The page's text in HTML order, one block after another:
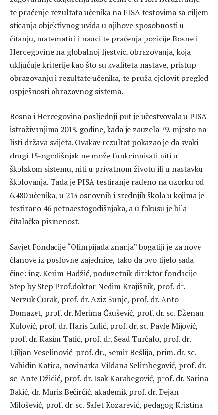
te praćenje rezultata učenika na PISA testovima sa ciljem
sticanja objektivnog uvida u njihove sposobnosti u
čitanju, matematici i nauci te praćenja pozicije Bosne i
Hercegovine na globalnoj ljestvici obrazovanja, koja
uključuje kriterije kao što su kvaliteta nastave, pristup
obrazovanju i rezultate učenika, te pruža cjelovit pregled
uspješnosti obrazovnog sistema.
Bosna i Hercegovina posljednji put je učestvovala u PISA
istraživanjima 2018. godine, kada je zauzela 79. mjesto na
listi država svijeta. Ovakav rezultat pokazao je da svaki
drugi 15-ogodišnjak ne može funkcionisati niti u
školskom sistemu, niti u privatnom životu ili u nastavku
školovanja. Tada je PISA testiranje rađeno na uzorku od
6.480 učenika, u 213 osnovnih i srednjih škola u kojima je
testirano 46 petnaestogodišnjaka, a u fokusu je bila
čitalačka pismenost.
Savjet Fondacije “Olimpijada znanja” bogatiji je za nove
članove iz poslovne zajednice, tako da ovo tijelo sada
čine: ing. Kerim Hadžić, poduzetnik direktor fondacije
Step by Step Prof.doktor Nedim Krajišnik, prof. dr.
Nerzuk Ćurak, prof. dr. Aziz Šunje, prof. dr. Anto
Domazet, prof. dr. Merima Čaušević, prof. dr. sc. Dženan
Kulović, prof. dr. Haris Lulić, prof. dr. sc. Pavle Mijović,
prof. dr. Kasim Tatić, prof. dr. Sead Turčalo, prof. dr.
Ljiljan Veselinović, prof. dr., Semir Bešlija, prim. dr. sc.
Vahidin Katica, novinarka Vildana Selimbegović, prof. dr.
sc. Ante Džidić, prof. dr. Isak Karabegović, prof. dr. Sarina
Bakić, dr. Muris Bečirčić, akademik prof. dr. Dejan
Milošević, prof. dr. sc. Safet Kozarević, pedagog Kristina